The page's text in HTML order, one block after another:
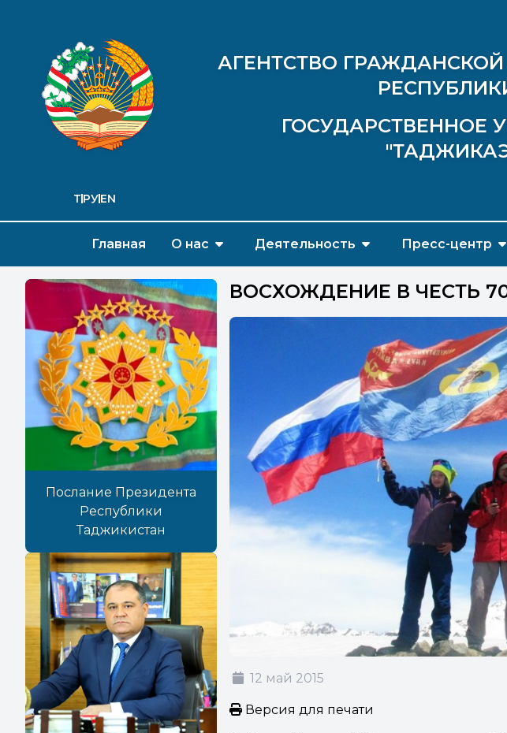
АГЕНТСТВО
ГОСУДАРСТВЕННОЕ
ТҶ РУEN
Главная О нас Деятельность Пресс-центр
Послание Президента
Республики
Таджикистан
ВОСХОЖДЕНИЕ В ЧЕСТЬ
12 май 2015
Версия для печати